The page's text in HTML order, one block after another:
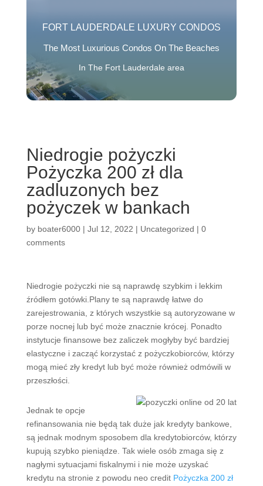
FORT LAUDERDALE LUXURY CONDOS
The Most Luxurious Condos On The Beaches
In The Fort Lauderdale area
Niedrogie pożyczki
Pożyczka 200 zł dla
zadluzonych bez
pożyczek w bankach
by boater6000| Jul 12, 2022 | Uncategorized | 0
comments
Niedrogie pożyczki nie są naprawdę szybkim i lekkim
źródłem gotówki.Plany te są naprawdę łatwe do
zarejestrowania, z których wszystkie są autoryzowane w
porze nocnej lub być może znacznie krócej. Ponadto
instytucje finansowe bez zaliczek mogłyby być bardziej
elastyczne i zacząć korzystać z pożyczkobiorców, którzy
mogą mieć zły kredyt lub być może również odmówili w
przeszłości.
Jednak te opcje
refinansowania nie będą tak duże jak kredyty bankowe,
są jednak modnym sposobem dla kredytobiorców, którzy
kupują szybko pieniądze. Tak wiele osób zmaga się z
nagłymi sytuacjami fiskalnymi i nie może uzyskać
kredytu na stronie z powodu neo credit Pożyczka 200 zł